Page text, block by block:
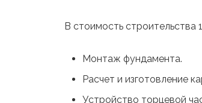
В стоимость строительства
Монтаж фундамента.
Расчет и изготовление
Устройство торцевой